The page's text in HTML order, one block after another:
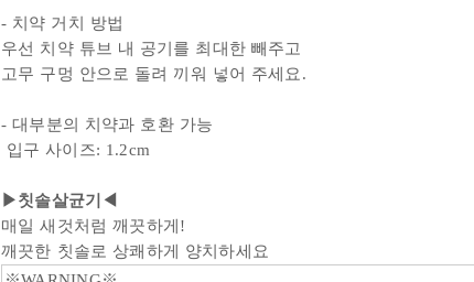
- 치약 거치 방법
우선 치약튜브 내 공기를 최대한 빼주고
고무 구멍 안으로 돌려 끼워 넣어 주세요.
- 대부분의 치약과 호환 가능
입구 사이즈: 1.2cm
▶칫솔살균기 ◀
매일 새것처럼 깨끗하게!
깨끗한 칫솔로 상쾌하게 양치하세요